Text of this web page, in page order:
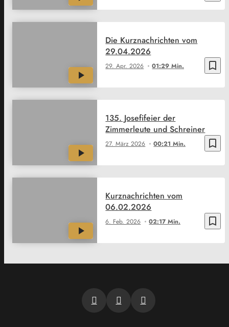
bookmark_border
29. Apr. 2026 01:29 Min.
Die Kurznachrichten vom
29.04.2026
bookmark_border
27. März 2026 00:21 Min.
135. Josefifeier der
Zimmerleute und Schreiner
bookmark_border
6. Feb. 2026 02:17 Min.
Kurznachrichten vom
06.02.2026